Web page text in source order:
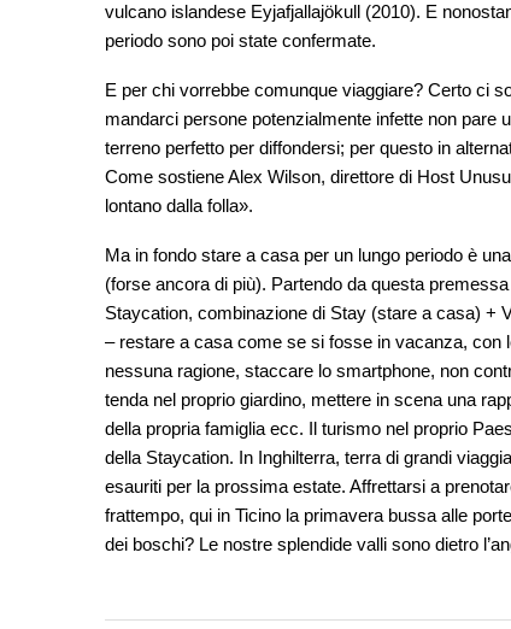
vulcano islandese Eyjafjallajökull (2010). E
periodo sono poi state confermate.
E per chi vorrebbe comunque viaggiare? Certo ci
mandarci persone potenzialmente infette non
terreno perfetto per diffondersi; per questo in
Come sostiene Alex Wilson, direttore di Host
lontano dalla folla».
Ma in fondo stare a casa per un lungo periodo è
(forse ancora di più). Partendo da questa
Staycation, combinazione di Stay (stare a casa) +
– restare a casa come se si fosse in vacanza, con
nessuna ragione, staccare lo smartphone, non
tenda nel proprio giardino, mettere in scena una
della propria famiglia ecc. Il turismo nel proprio
della Staycation. In Inghilterra, terra di grandi
esauriti per la prossima estate. Affrettarsi a
frattempo, qui in Ticino la primavera bussa alle
dei boschi? Le nostre splendide valli sono dietro